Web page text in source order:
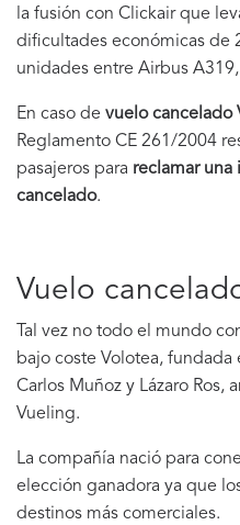
la fusión con Clickair que
dificultades económicas de
unidades entre Airbus
En caso de vuelo cancelado
Reglamento CE 261/2004
pasajeros para reclamar
cancelado.
Vuelo
Tal vez no todo el mundo
bajo coste Volotea, fundada
Carlos Muñoz y Lázaro Ros,
Vueling.
La compañía nació para
elección ganadora ya que
destinos más comerciales.